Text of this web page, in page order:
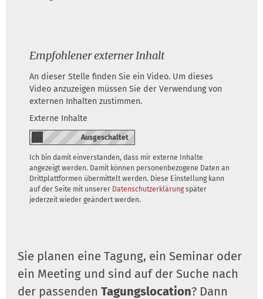
Empfohlener externer Inhalt
An dieser Stelle finden Sie ein Video. Um dieses
Video anzuzeigen müssen Sie der Verwendung von
externen Inhalten zustimmen.
Externe Inhalte
Ich bin damit einverstanden, dass mir externe Inhalte
angezeigt werden. Damit können personenbezogene Daten an
Drittplattformen übermittelt werden. Diese Einstellung kann
auf der Seite mit unserer Datenschutzerklärungspäter
jederzeit wieder geändert werden.
Sie planen eine Tagung, ein Seminar oder
ein Meeting und sind auf der Suche nach
der passenden Tagungslocation? Dann